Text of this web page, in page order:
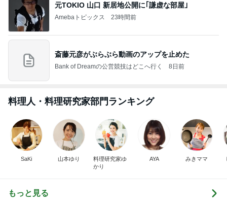
元TOKIO 山口 新居地公開に｢謙虚な部屋｣
Amebaトピックス 23時間前
斎藤元彦がぶらぶら動画のアップを止めた
Bank of Dreamの公営競技はどこへ行く 8日前
料理人・料理研究家部門ランキング
SaKi 山本ゆり
料理研究家ゆ
かり
AYA みきママ
もっと見る